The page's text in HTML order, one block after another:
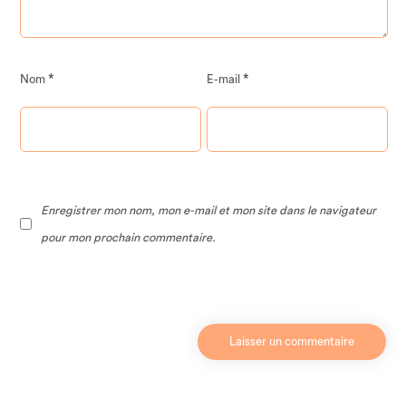
Nom* E-mail*
Enregistrer mon nom, mon e-mail et mon site dans le navigateur
pour mon prochain commentaire.